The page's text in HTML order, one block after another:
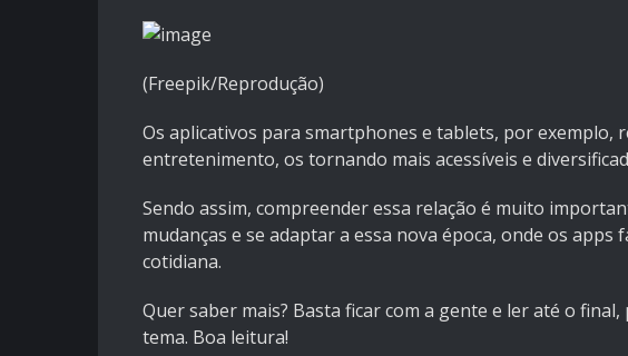
(Freepik/Reprodução)
Os aplicativos para smartphones e tablets, por exemplo,
entretenimento, os tornando mais acessíveis e
Sendo assim, compreender essa relação é muito
mudanças e se adaptar a essa nova época, onde os
cotidiana.
Quer saber mais? Basta ficar com a gente e ler até o
tema. Boa leitura!